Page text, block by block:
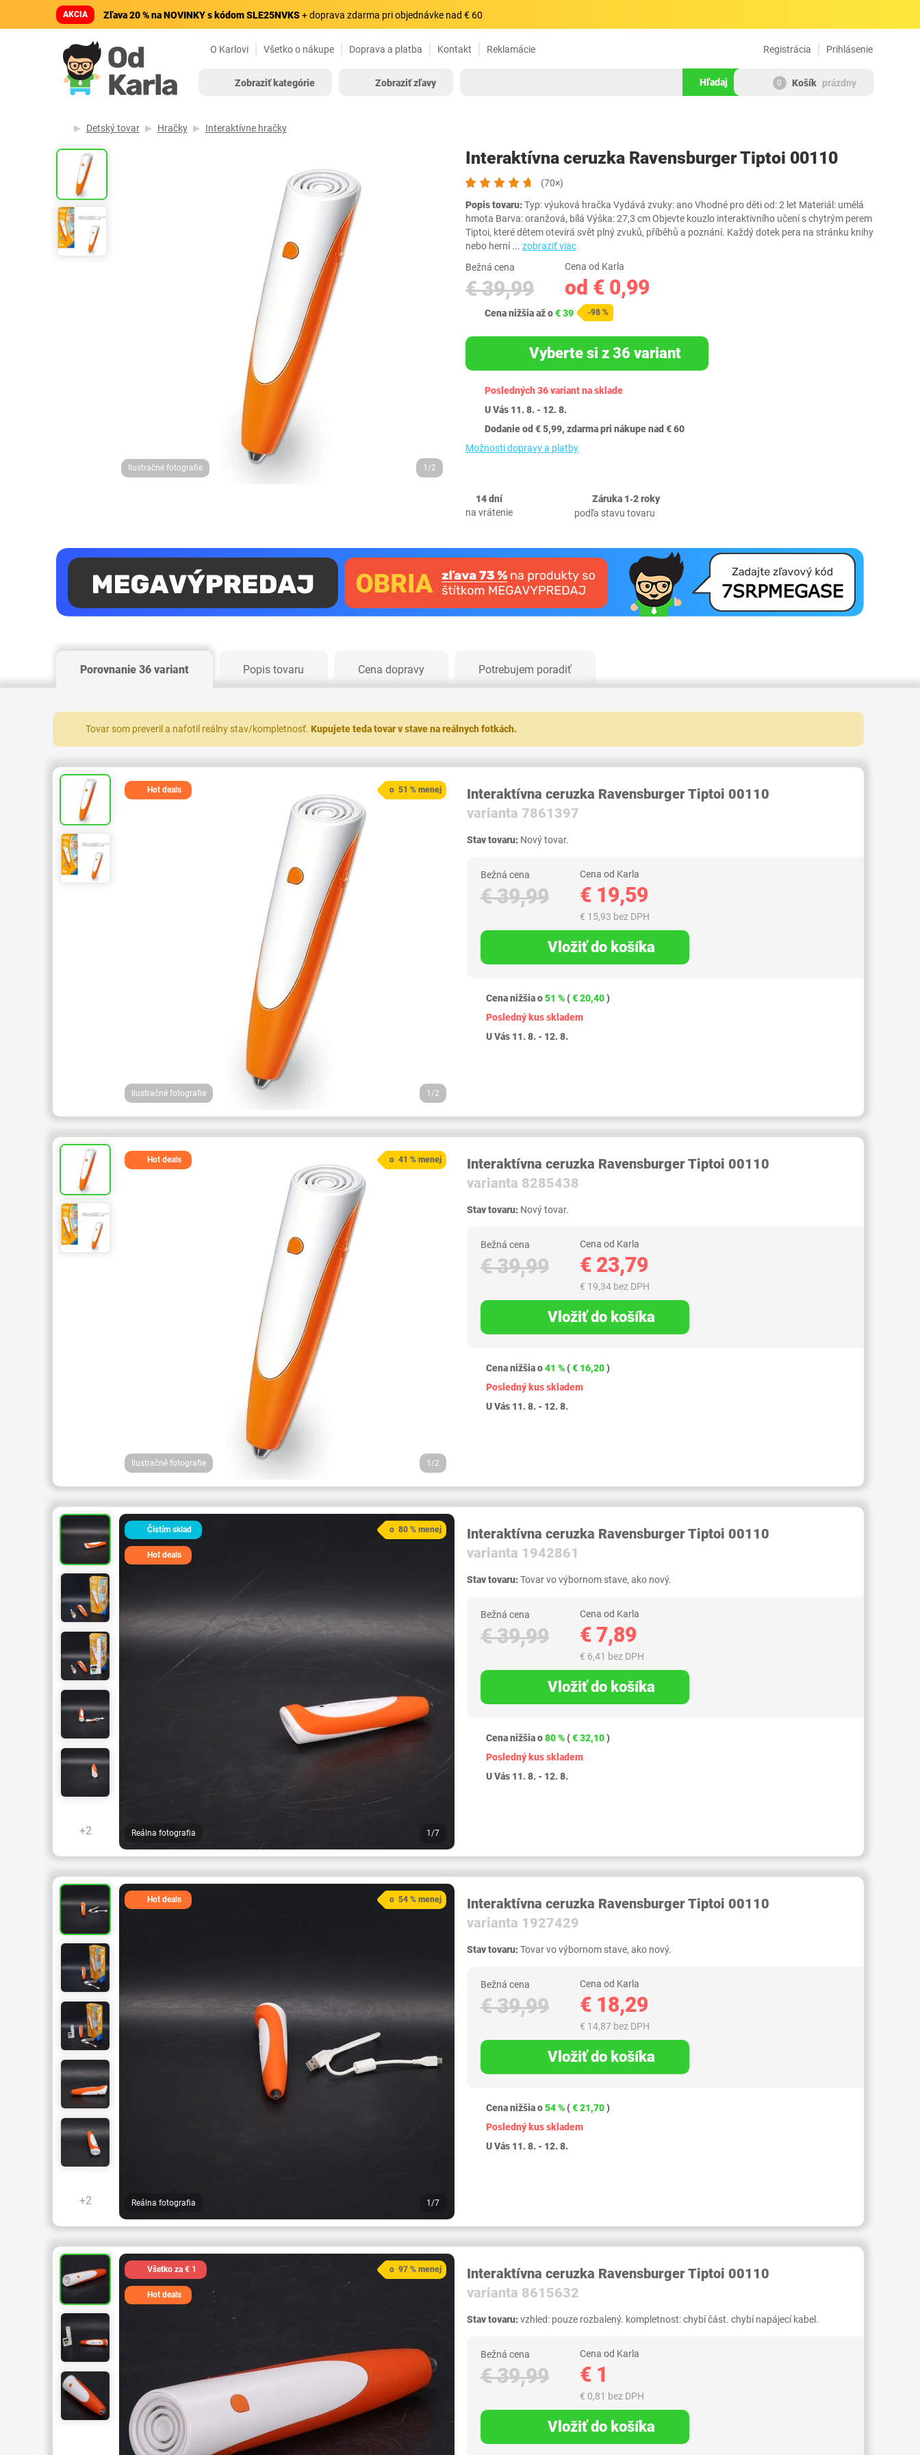
AKCIA Zľava 20 % na NOVINKY s kódom SLE25NVKS+ doprava zdarma pri objednávke nad € 60
O Karlovi Všetko o nákupe Doprava a platba Kontakt Reklamácie Prihlásenie
Registrácia
Zobraziť kategórie Zobraziť zľavy Hľadaj 0 Košík prázdny
Detský tovar Hračky Interaktívne hračky
Ilustračné fotografie 1/2
Interaktívna ceruzka Ravensburger Tiptoi 00110
(70×)
Popis tovaru:Typ: výuková hračka Vydává zvuky: ano Vhodné pro děti od: 2 let Materiál: umělá
hmota Barva: oranžová, bílá Výška: 27,3 cm Objevte kouzlo interaktivního učení s chytrým perem
Tiptoi, které dětem otevírá svět plný zvuků, příběhů a poznání. Každý dotek pera na stránku knihy
nebo herní... zobraziť viac
Bežná cena
€ 39,99
Cena od Karla
od € 0,99
Cena nižšia až o€ 39 -98 %
Vyberte si z 36 variant
Posledných 36 variant na sklade
U Vás 11. 8. - 12. 8.
Dodanie od € 5,99, zdarma pri nákupe nad € 60
Možnosti dopravy a platby
14 dní
na vrátenie
Záruka 1‐2 roky
podľa stavu tovaru
Porovnanie 36 variant Popis tovaru Cena dopravy Potrebujem poradiť
Tovar som preveril a nafotil reálny stav/kompletnosť. Kupujete teda tovar v stave na reálnych fotkách.
Hot deals
Ilustračné fotografie 1/2
o 51 % menej
Interaktívna ceruzka Ravensburger Tiptoi 00110
varianta 7861397
Stav tovaru: Nový tovar.
Bežná cena
€ 39,99
Cena od Karla
€ 19,59
€ 15,93 bez DPH
Vložiť do košíka
Cena nižšia o51 % (€ 20,40)
Posledný kus skladem
U Vás 11. 8. - 12. 8.
Hot deals
Ilustračné fotografie 1/2
o 41 % menej
Interaktívna ceruzka Ravensburger Tiptoi 00110
varianta 8285438
Stav tovaru: Nový tovar.
Bežná cena
€ 39,99
Cena od Karla
€ 23,79
€ 19,34 bez DPH
Vložiť do košíka
Cena nižšia o41 % (€ 16,20)
Posledný kus skladem
U Vás 11. 8. - 12. 8.
+2
Čistím sklad
Hot deals
Reálna fotografia 1/7
o 80 % menej
Interaktívna ceruzka Ravensburger Tiptoi 00110
varianta 1942861
Stav tovaru:Tovar vo výbornom stave, ako nový.
Bežná cena
€ 39,99
Cena od Karla
€ 7,89
€ 6,41 bez DPH
Vložiť do košíka
Cena nižšia o80 % (€ 32,10)
Posledný kus skladem
U Vás 11. 8. - 12. 8.
+2
Hot deals
Reálna fotografia 1/7
o 54 % menej
Interaktívna ceruzka Ravensburger Tiptoi 00110
varianta 1927429
Stav tovaru:Tovar vo výbornom stave, ako nový.
Bežná cena
€ 39,99
Cena od Karla
€ 18,29
€ 14,87 bez DPH
Vložiť do košíka
Cena nižšia o54 % (€ 21,70)
Posledný kus skladem
U Vás 11. 8. - 12. 8.
Všetko za € 1
Hot deals
o 97 % menej
Interaktívna ceruzka Ravensburger Tiptoi 00110
varianta 8615632
Stav tovaru:vzhled: pouze rozbalený. kompletnost: chybí část. chybí napájecí kabel.
Bežná cena
€ 39,99
Cena od Karla
€ 1
€ 0,81 bez DPH
Vložiť do košíka